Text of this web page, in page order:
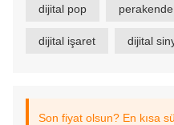
dijital pop
dijital işaret dijital
Son fiyat olsun? En kısa